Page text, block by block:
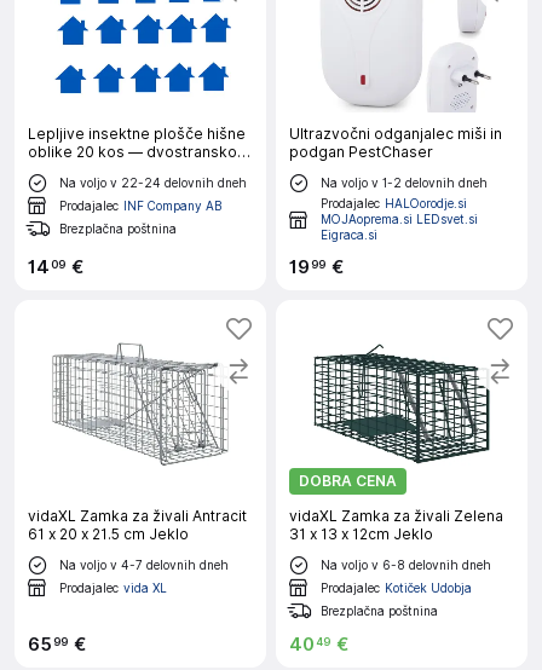
Lepljive insektne plošče hišne
oblike 20 kos — dvostransko
PP lepilo
Na voljo v 22-24 delovnih dneh
Prodajalec INF Company AB
Brezplačna poštnina
1409 €
Ultrazvočni odganjalec miši in
podgan PestChaser
Na voljo v 1-2 delovnih dneh
Prodajalec HALOorodje.si
MOJAoprema.si LEDsvet.si
Eigraca.si
1999 €
vidaXL Zamka za živali Antracit
61 x 20 x 21.5 cm Jeklo
Na voljo v 4-7 delovnih dneh
Prodajalec vida XL
6599 €
DOBRA CENA
vidaXL Zamka za živali Zelena
31 x 13 x 12cm Jeklo
Na voljo v 6-8 delovnih dneh
Prodajalec Kotiček Udobja
Brezplačna poštnina
4049 €